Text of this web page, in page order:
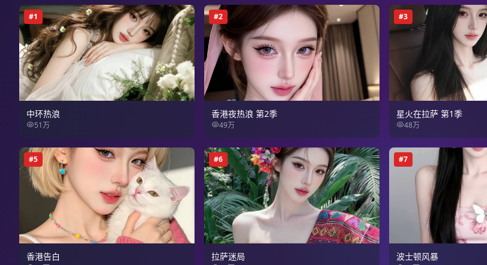
#1
中环热浪
51万
#2
香港夜热浪 第2季
49万
#3
星火在拉萨 第1季
48万
#5
香港告白
#6
拉萨迷局
#7
波士顿风暴